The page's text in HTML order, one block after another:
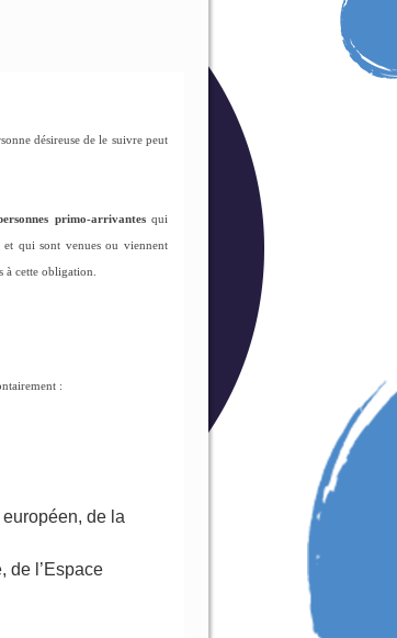
désireuse de le suivre peut
primo-arrivantesqui
qui sont venues ou viennent
à cette obligation.
:
de la
de l’Espace